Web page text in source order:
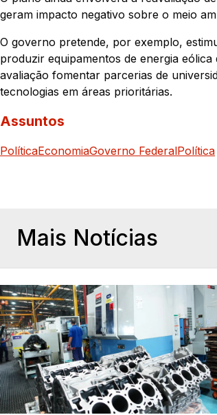
geram impacto negativo sobre o meio
O governo pretende, por exemplo,
produzir equipamentos de energia
avaliação fomentar parcerias de
tecnologias em áreas prioritárias.
Assuntos
PolíticaEconomiaGoverno FederalPolítica
Mais Notícias